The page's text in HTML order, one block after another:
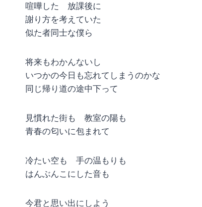
喧嘩した 放課後に
謝り方を考えていた
似た者同士な僕ら
将来もわかんないし
いつかの今日も忘れてしまうのかな
同じ帰り道の途中下って
見慣れた街も 教室の陽も
青春の匂いに包まれて
冷たい空も 手の温もりも
はんぶんこにした音も
今君と思い出にしよう